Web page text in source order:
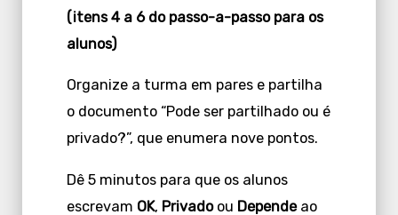
(itens 4 a 6 do passo-a-passo para os
alunos)
Organize a turma em pares e partilha
o documento “Pode ser partilhado ou é
privado?”, que enumera nove pontos.
Dê 5 minutos para que os alunos
escrevam OK, Privado ou Depende ao